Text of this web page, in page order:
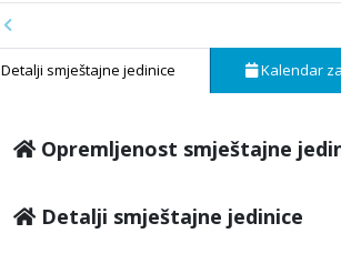
Previous
Detalji smještajne jedinice
Kalendar
Opremljenost smještajne
Detalji smještajne jedinice